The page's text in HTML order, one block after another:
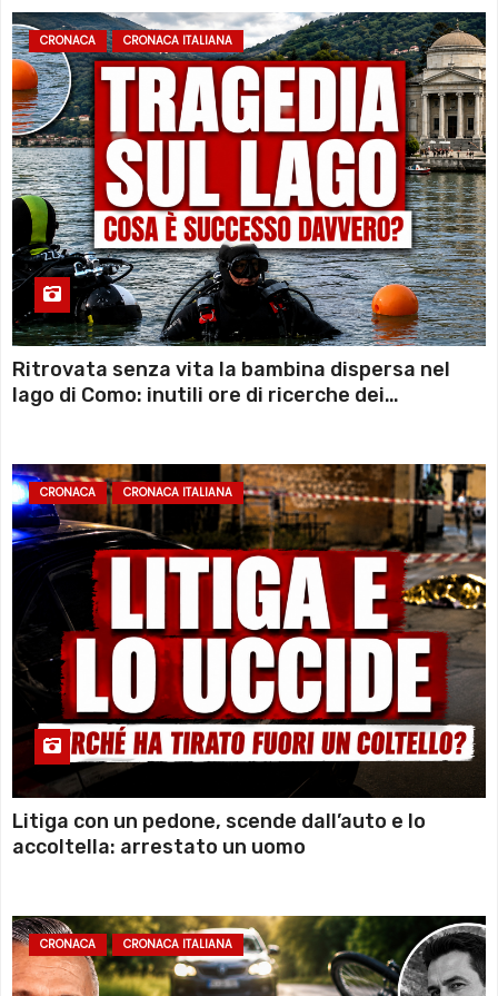
CRONACA CRONACA ITALIANA
Ritrovata senza vita la bambina dispersa nel
lago di Como: inutili ore di ricerche dei
CRONACA CRONACA ITALIANA
Litiga con un pedone, scende dall’auto e lo
accoltella: arrestato un uomo
CRONACA CRONACA ITALIANA